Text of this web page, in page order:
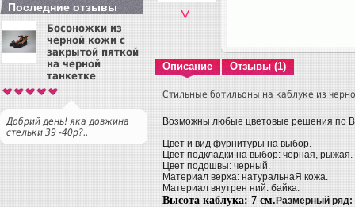
Последние отзывы
Босоножки из
черной кожи с
закрытой пяткой
на черной
танкетке
Добрий день! яка довжина
стельки 39 -40р?..
˅
Описание Отзывы (1)
Стильные ботильоны на каблуке из
Возможны любые цветовые решения по
Цвет и вид фурнитуры на выбор.
Цвет подкладки на выбор: черная, рыжая.
Цвет подошвы: черный.
Материал верха: натуральнаЯ кожа.
Материал внутрен ний: байка.
Высота каблука: 7 см.Размерный ряд: